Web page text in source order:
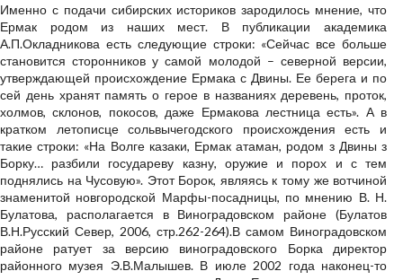
Именно с подачи сибирских историков зародилось мнение, что
Ермак родом из наших мест. В публикации академика
А.П.Окладникова есть следующие строки: «Сейчас все больше
становится сторонников у самой молодой – северной версии,
утверждающей происхождение Ермака с Двины. Ее берега и по
сей день хранят память о герое в названиях деревень, проток,
холмов, склонов, покосов, даже Ермакова лестница есть». А в
кратком летописце сольвычегодского происхождения есть и
такие строки: «На Волге казаки, Ермак атаман, родом з Двины з
Борку… разбили государеву казну, оружие и порох и с тем
поднялись на Чусовую». Этот Борок, являясь к тому же вотчиной
знаменитой новгородской Марфы-посадницы, по мнению В. Н.
Булатова, располагается в Виноградовском районе (Булатов
В.Н.Русский Север, 2006, стр.262-264).В самом Виноградовском
районе ратует за версию виноградовского Борка директор
районного музея Э.В.Малышев. В июле 2002 года наконец-то